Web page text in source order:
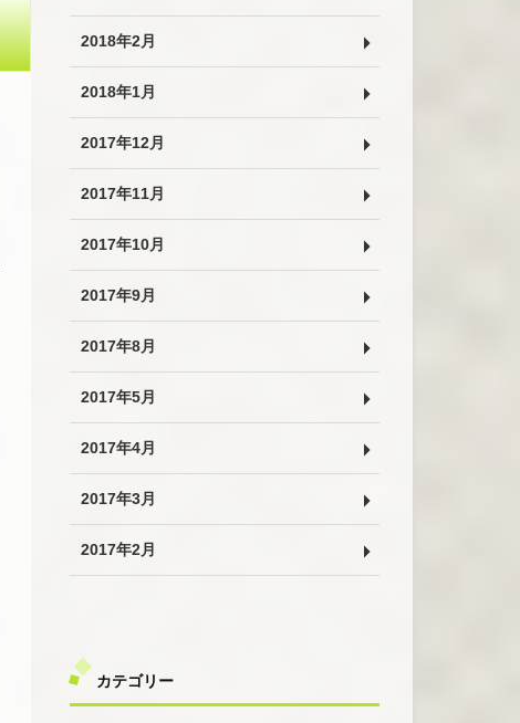
2018年2月
2018年1月
2017年12月
2017年11月
2017年10月
2017年9月
2017年8月
2017年5月
2017年4月
2017年3月
2017年2月
カテゴリー